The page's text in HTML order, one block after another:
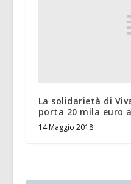
La solidarietà di
porta 20 mila euro
14 Maggio 2018